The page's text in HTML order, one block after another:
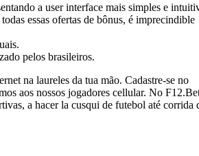
a user interface mais simples e
essas ofertas de bônus, é imprecindible
pelos brasileiros.
na laureles da tua mão. Cadastre-se no
aos nossos jogadores cellular. No
a hacer la cusqui de futebol até corrida